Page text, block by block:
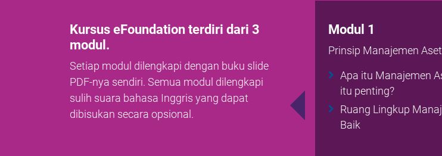
Kursus eFoundation terdiri dari 3
modul.
Setiap modul dilengkapi dengan buku slide
PDF-nya sendiri. Semua modul dilengkapi
sulih suara bahasa Inggris yang dapat
dibisukan secara opsional.
Modul 1
Prinsip Manajemen Aset
Apa itu Manajemen
itu penting?
Ruang Lingkup
Baik